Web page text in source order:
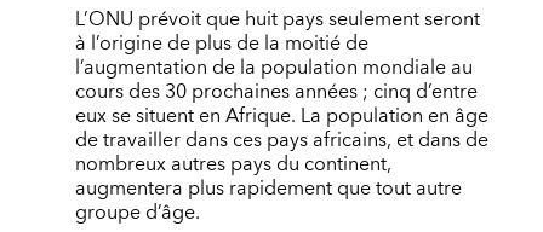
L’ONU prévoit que huit pays seulement seront
à l’origine de plus de la moitié de
l’augmentation de la population mondiale au
cours des 30 prochaines années ; cinq d’entre
eux se situent en Afrique. La population en âge
de travailler dans ces pays africains, et dans de
nombreux autres pays du continent,
augmentera plus rapidement que tout autre
groupe d’âge.